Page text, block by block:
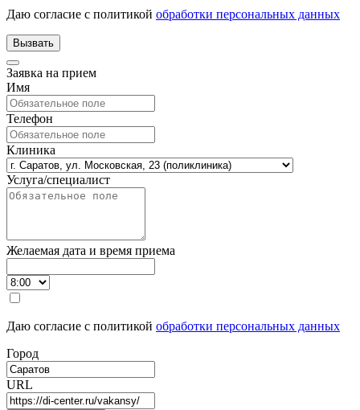
Даю согласие с политикой обработки персональных данных
Заявка на прием
Имя
Телефон
Клиника
Услуга/специалист
Желаемая дата и время приема
Даю согласие с политикой обработки персональных данных
Город
URL